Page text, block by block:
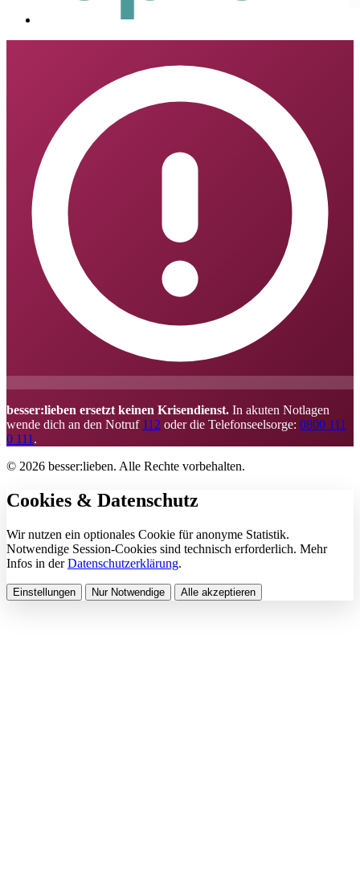
besser:lieben ersetzt keinen Krisendienst. In akuten Notlagen
wende dich an den Notruf 112 oder die Telefonseelsorge: 0800 111
0 111 .
© 2026 besser:lieben. Alle Rechte vorbehalten.
Cookies & Datenschutz
Wir nutzen ein optionales Cookie für anonyme Statistik.
Notwendige Session-Cookies sind technisch erforderlich. Mehr
Infos in derDatenschutzerklärung.
Einstellungen Nur Notwendige Alle akzeptieren